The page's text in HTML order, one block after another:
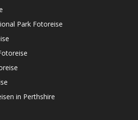
Park Fotoreise
in Perthshire